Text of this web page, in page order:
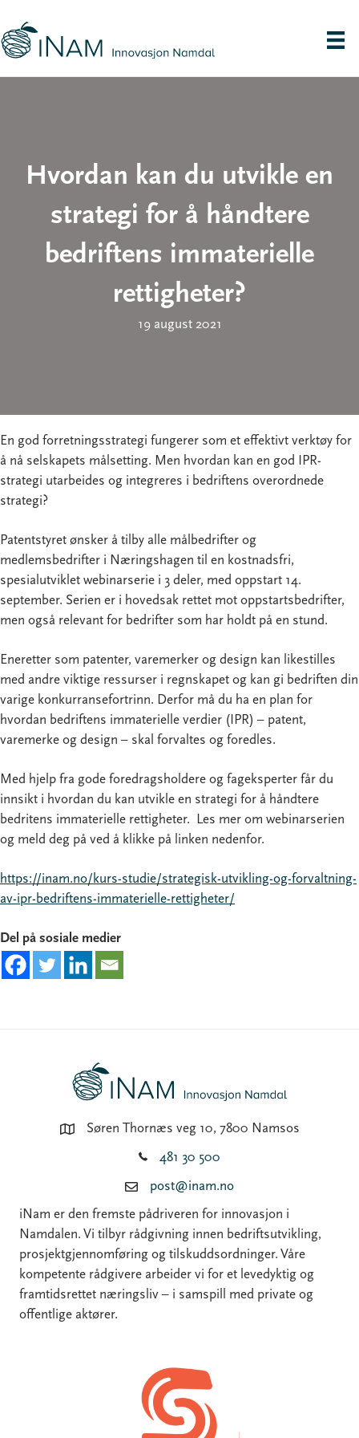
Hvordan kan du utvikle en
strategi for å håndtere
bedriftens immaterielle
rettigheter?
19 august 2021
En god forretningsstrategi fungerer som et effektivt verktøy for
å nå selskapets målsetting. Men hvordan kan en god IPR-
strategi utarbeides og integreres i bedriftens overordnede
strategi?
Patentstyret ønsker å tilby alle målbedrifter og
medlemsbedrifter i Næringshagen til en kostnadsfri,
spesialutviklet webinarserie i 3 deler, med oppstart 14.
september. Serien er i hovedsak rettet mot oppstartsbedrifter,
men også relevant for bedrifter som har holdt på en stund.
Eneretter som patenter, varemerker og design kan likestilles
med andre viktige ressurser i regnskapet og kan gi bedriften din
varige konkurransefortrinn. Derfor må du ha en plan for
hvordan bedriftens immaterielle verdier (IPR) – patent,
varemerke og design – skal forvaltes og foredles.
Med hjelp fra gode foredragsholdere og fageksperter får du
innsikt i hvordan du kan utvikle en strategi for å håndtere
bedritens immaterielle rettigheter. Les mer om webinarserien
og meld deg på ved å klikke på linken nedenfor.
https://inam.no/kurs-studie/strategisk-utvikling-og-forvaltning-
av-ipr-bedriftens-immaterielle-rettigheter/
Del på sosiale medier
Søren Thornæs veg 10, 7800 Namsos
481 30 500
post@inam.no
iNam er den fremste pådriveren for innovasjon i
Namdalen. Vi tilbyr rådgivning innen bedriftsutvikling,
prosjektgjennomføring og tilskuddsordninger. Våre
kompetente rådgivere arbeider vi for et levedyktig og
framtidsrettet næringsliv – i samspill med private og
offentlige aktører.